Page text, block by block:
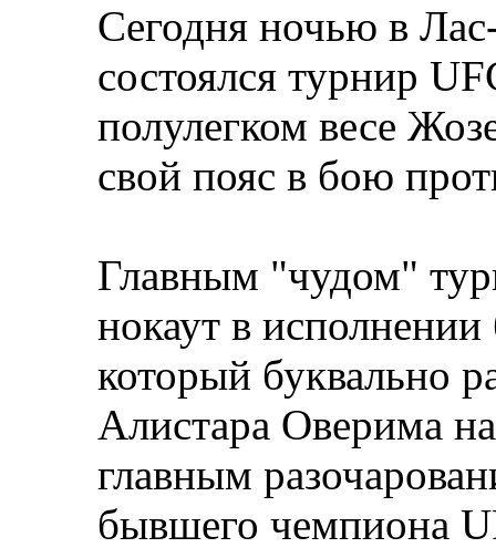
Сегодня ночью в
состоялся турнир
полулегком весе
свой пояс в бою
Главным "чудом"
нокаут в
который буквально
Алистара Оверима
главным
бывшего чемпиона